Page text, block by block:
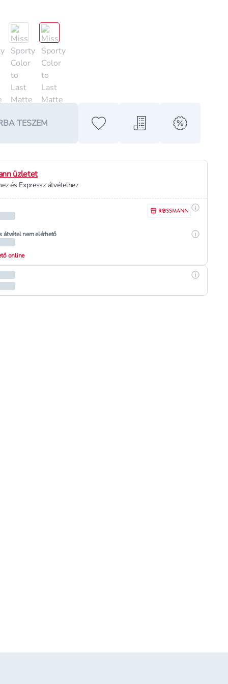
TESZEM Hozzáadás a kedvencekhez
Hozzáadás a bevásárló
alert when
üzletet
és Expressz átvételhez
Részletek
átvétel nem elérhető Részletek
online
Részletek